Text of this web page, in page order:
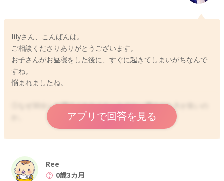
lilyさん、こんばんは。
ご相談くださりありがとうございます。
お子さんがお昼寝をした後に、すぐに起きてしまいがちなんで
すね。
悩まれましたね。
①なぜ30分しか寝てくれなくなったのか、寝させた方が良いの
⇨はっきりした理由は、お子さんにしか分かりませんが、抱っ
人間の赤ちゃんは1人では生きていくことができません。まだ自
アプリで回答を見る
Ree
0歳3カ月